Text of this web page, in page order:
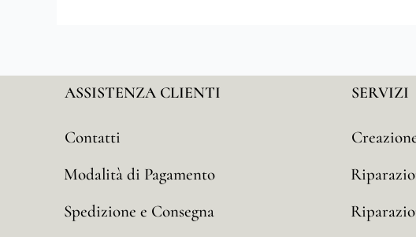
ASSISTENZA CLIENTI
Contatti
Modalità di Pagamento
Spedizione e Consegna
SERVIZI